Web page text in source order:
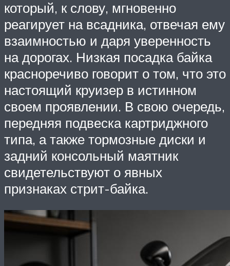
который, к слову, мгновенно
реагирует на всадника, отвечая ему
взаимностью и даря уверенность
на дорогах. Низкая посадка байка
красноречиво говорит о том, что это
настоящий круизер в истинном
своем проявлении. В свою очередь,
передняя подвеска картриджного
типа, а также тормозные диски и
задний консольный маятник
свидетельствуют о явных
признаках стрит-байка.